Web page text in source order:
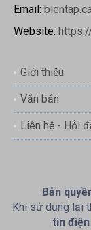
Email:
Website:
Giới thiệu
Văn bản
Liên hệ - Hỏi
Bản
Khi sử dụng lại
tin